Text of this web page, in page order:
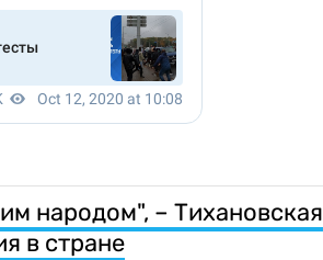
народом", – Тихановская
в стране